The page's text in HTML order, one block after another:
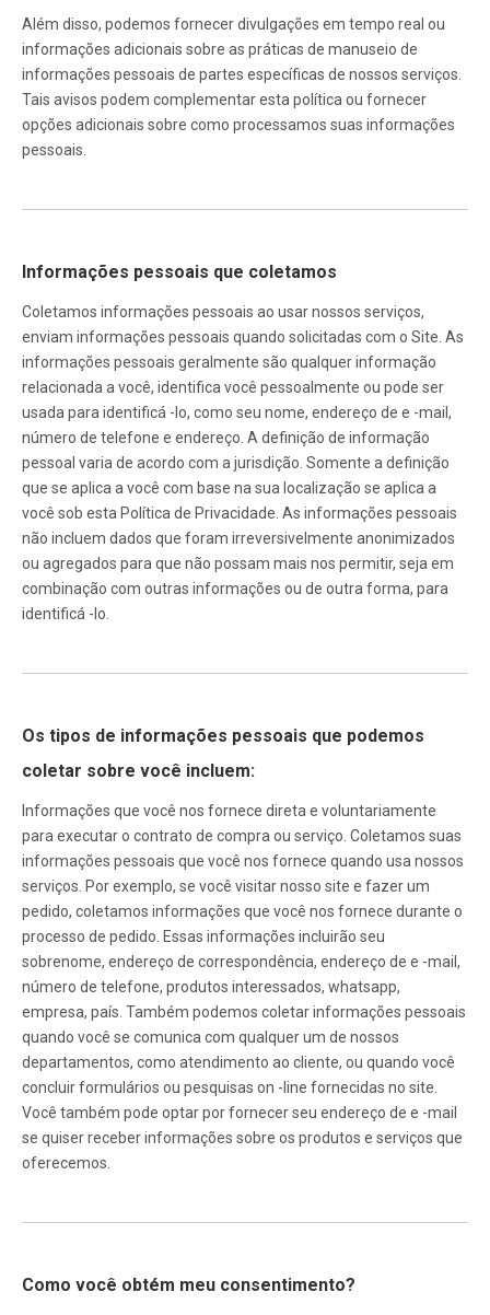
Além disso, podemos fornecer divulgações em tempo real ou
informações adicionais sobre as práticas de manuseio de
informações pessoais de partes específicas de nossos serviços.
Tais avisos podem complementar esta política ou fornecer
opções adicionais sobre como processamos suas informações
pessoais.
Informações pessoais que coletamos
Coletamos informações pessoais ao usar nossos serviços,
enviam informações pessoais quando solicitadas com o Site. As
informações pessoais geralmente são qualquer informação
relacionada a você, identifica você pessoalmente ou pode ser
usada para identificá -lo, como seu nome, endereço de e -mail,
número de telefone e endereço. A definição de informação
pessoal varia de acordo com a jurisdição. Somente a definição
que se aplica a você com base na sua localização se aplica a
você sob esta Política de Privacidade. As informações pessoais
não incluem dados que foram irreversivelmente anonimizados
ou agregados para que não possam mais nos permitir, seja em
combinação com outras informações ou de outra forma, para
identificá -lo.
Os tipos de informações pessoais que podemos
coletar sobre você incluem:
Informações que você nos fornece direta e voluntariamente
para executar o contrato de compra ou serviço. Coletamos suas
informações pessoais que você nos fornece quando usa nossos
serviços. Por exemplo, se você visitar nosso site e fazer um
pedido, coletamos informações que você nos fornece durante o
processo de pedido. Essas informações incluirão seu
sobrenome, endereço de correspondência, endereço de e -mail,
número de telefone, produtos interessados, whatsapp,
empresa, país. Também podemos coletar informações pessoais
quando você se comunica com qualquer um de nossos
departamentos, como atendimento ao cliente, ou quando você
concluir formulários ou pesquisas on -line fornecidas no site.
Você também pode optar por fornecer seu endereço de e -mail
se quiser receber informações sobre os produtos e serviços que
oferecemos.
Como você obtém meu consentimento?